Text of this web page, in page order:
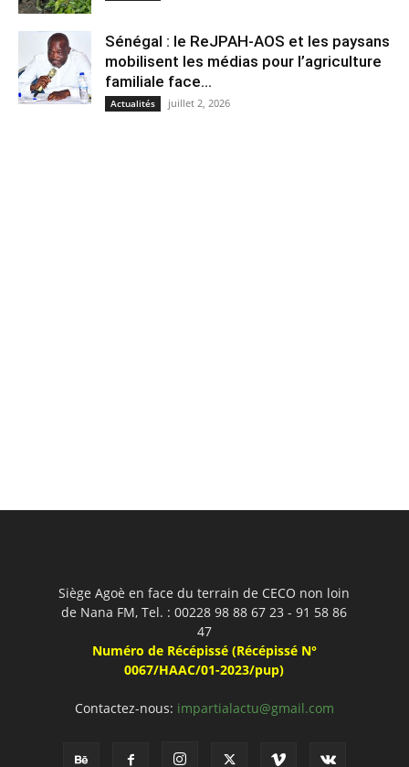
Sénégal : le ReJPAH-AOS et les paysans
mobilisent les médias pour l’agriculture
familiale face...
Actualités juillet 2, 2026
Siège Agoè en face du terrain de CECO non loin
de Nana FM, Tel. : 00228 98 88 67 23 - 91 58 86
47
Numéro de Récépissé (Récépissé N°
0067/HAAC/01-2023/pup)
Contactez-nous: impartialactu@gmail.com